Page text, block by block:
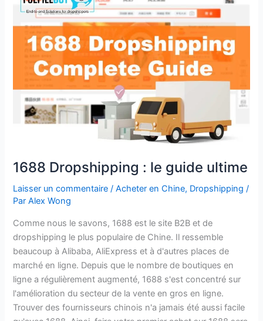
1688 Dropshipping : le guide ultime
Laisser un commentaire /Acheter en Chine, Dropshipping /
ParAlex Wong
Comme nous le savons, 1688 est le site B2B et de
dropshipping le plus populaire de Chine. Il ressemble
beaucoup à Alibaba, AliExpress et à d'autres places de
marché en ligne. Depuis que le nombre de boutiques en
ligne a régulièrement augmenté, 1688 s'est concentré sur
l'amélioration du secteur de la vente en gros en ligne.
Trouver des fournisseurs chinois n'a jamais été aussi facile
ultime